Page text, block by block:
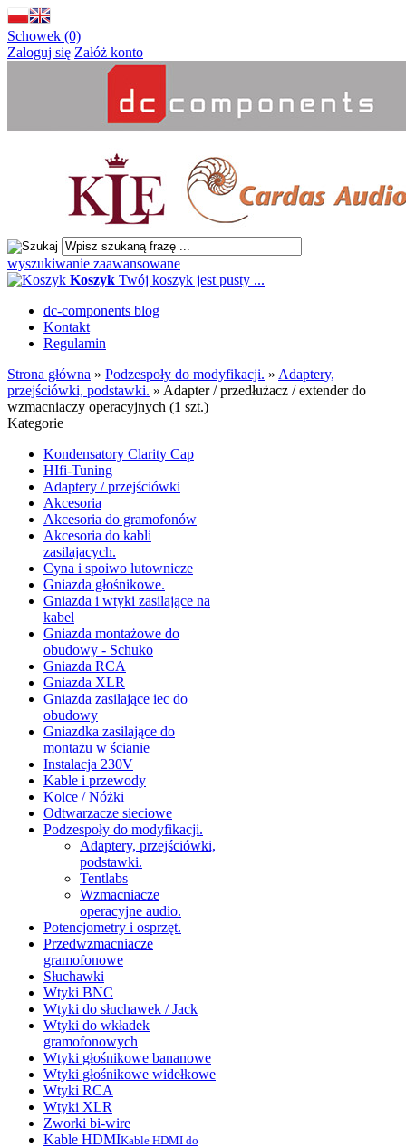
Schowek (0)
Zaloguj się Załóż konto
wyszukiwanie zaawansowane
Koszyk Twój koszyk jest pusty ...
dc-components blog
Kontakt
Regulamin
Strona główna » Podzespoły do modyfikacji. » Adaptery,
przejściówki, podstawki. » Adapter / przedłużacz / extender do
wzmacniaczy operacyjnych (1 szt.)
Kategorie
Kondensatory Clarity Cap
HIfi-Tuning
Adaptery / przejściówki
Akcesoria
Akcesoria do gramofonów
Akcesoria do kabli
zasilajacych.
Cyna i spoiwo lutownicze
Gniazda głośnikowe.
Gniazda i wtyki zasilające na
kabel
Gniazda montażowe do
obudowy - Schuko
Gniazda RCA
Gniazda XLR
Gniazda zasilające iec do
obudowy
Gniazdka zasilające do
montażu w ścianie
Instalacja 230V
Kable i przewody
Kolce / Nóżki
Odtwarzacze sieciowe
Podzespoły do modyfikacji.
Adaptery, przejściówki,
podstawki.
Tentlabs
Wzmacniacze
operacyjne audio.
Potencjometry i osprzęt.
Przedwzmacniacze
gramofonowe
Słuchawki
Wtyki BNC
Wtyki do słuchawek / Jack
Wtyki do wkładek
gramofonowych
Wtyki głośnikowe bananowe
Wtyki głośnikowe widełkowe
Wtyki RCA
Wtyki XLR
Zworki bi-wire
Kable HDMIKable HDMI do